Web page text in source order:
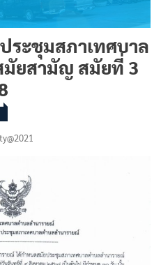
ระชุมสภาเทศบาล
ยสามัญ สมัยที่ 3